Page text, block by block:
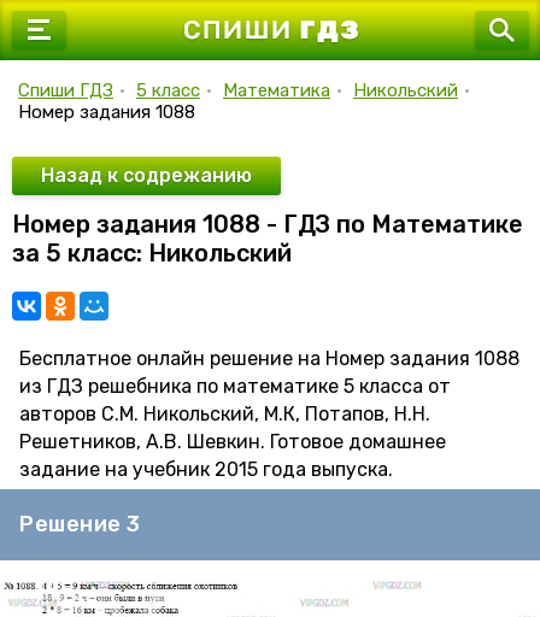
7 класс
9 класс
10 класс
11 класс
Спиши ГДЗ • 5 класс • Математика • Никольский •
Номер задания 1088
Назад к содрежанию
Номер задания 1088 - ГДЗ по Математике
за 5 класс: Никольский
Бесплатное онлайн решение на Номер задания 1088
из ГДЗ решебника по математике 5 класса от
авторов С.М. Никольский, М.К, Потапов, Н.Н.
Решетников, А.В. Шевкин. Готовое домашнее
задание на учебник 2015 года выпуска.
Решение 3